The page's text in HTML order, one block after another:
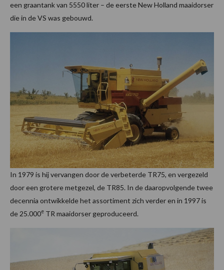
een graantank van 5550 liter – de eerste New Holland maaidorser
die in de VS was gebouwd.
In 1979 is hij vervangen door de verbeterde TR75, en vergezeld
door een grotere metgezel, de TR85. In de daaropvolgende twee
decennia ontwikkelde het assortiment zich verder en in 1997 is
de 25.000e TR maaidorser geproduceerd.